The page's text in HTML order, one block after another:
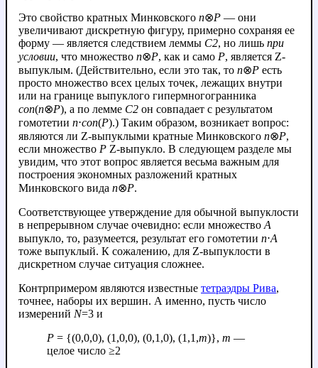
Это свойство кратных Минковского n⊗P — они
увеличивают дискретную фигуру, примерно сохраняя ее
форму — является следствием леммы C2, но лишь при
условии, что множество n⊗P, как и само P, является Z-
выпуклым. (Действительно, если это так, то n⊗P есть
просто множество всех целых точек, лежащих внутри
или на границе выпуклого гипермногогранника
con(n⊗P), а по лемме C2 он совпадает с результатом
гомотетии n⋅con(P).) Таким образом, возникает вопрос:
являются ли Z-выпуклыми кратные Минковского n⊗P,
если множество P Z-выпукло. В следующем разделе мы
увидим, что этот вопрос является весьма важным для
построения экономных разложений кратных
Минковского вида n⊗P.
Соответствующее утверждение для обычной выпуклости
в непрерывном случае очевидно: если множество A
выпукло, то, разумеется, результат его гомотетии n⋅A
тоже выпуклый. К сожалению, для Z-выпуклости в
дискретном случае ситуация сложнее.
Контрпримером являются известные тетраэдры Рива,
точнее, наборы их вершин. А именно, пусть число
измерений N=3 и
P = {(0,0,0), (1,0,0), (0,1,0), (1,1,m)}, m —
целое число ≥2